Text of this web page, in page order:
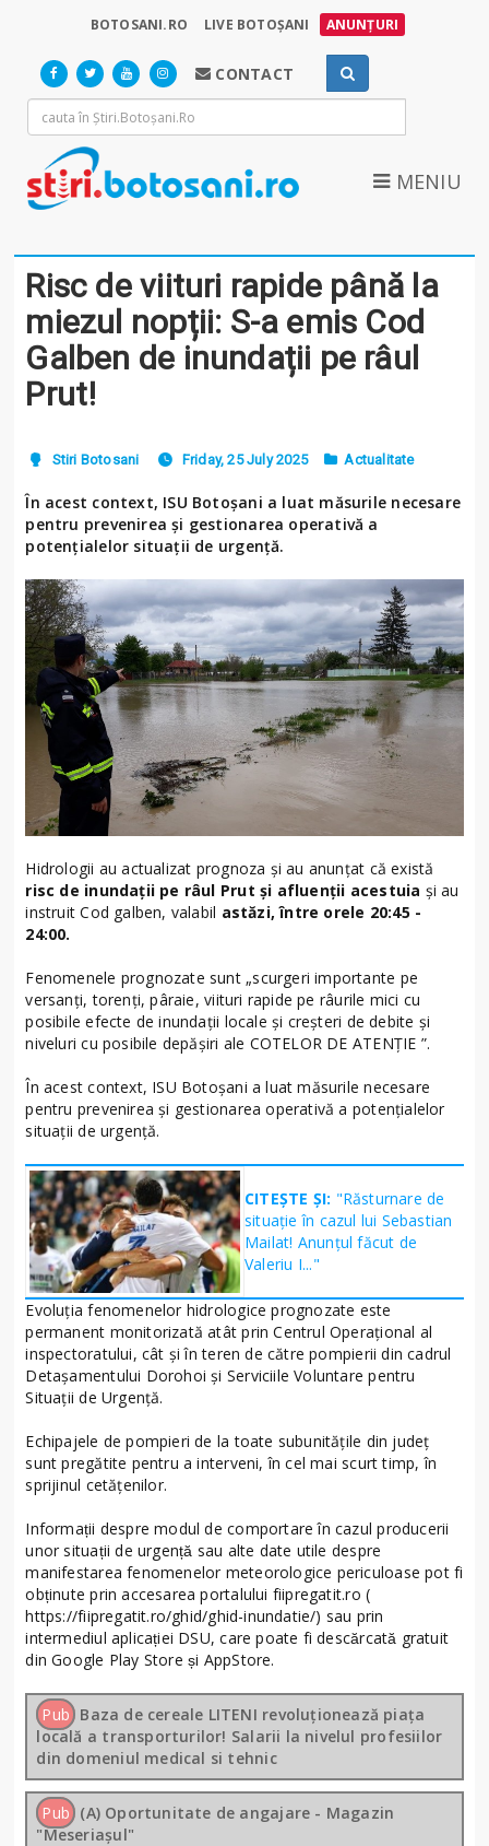
BOTOSANI.RO LIVE BOTOȘANI ANUNȚURI
CONTACT
MENIU
Risc de viituri rapide până la
miezul nopții: S-a emis Cod
Galben de inundații pe râul
Prut!
Stiri Botosani Friday, 25 July 2025 Actualitate
În acest context, ISU Botoșani a luat măsurile necesare
pentru prevenirea și gestionarea operativă a
potențialelor situații de urgență.
Hidrologii au actualizat prognoza și au anunțat că există
risc de inundații pe râul Prut și afluenții acestuia și au
instruit Cod galben, valabil astăzi, între orele 20:45 -
24:00.
Fenomenele prognozate sunt „scurgeri importante pe
versanţi, torenţi, pâraie, viituri rapide pe râurile mici cu
posibile efecte de inundaţii locale şi creşteri de debite şi
niveluri cu posibile depăşiri ale COTELOR DE ATENȚIE ”.
În acest context, ISU Botoșani a luat măsurile necesare
pentru prevenirea și gestionarea operativă a potențialelor
situații de urgență.
CITEȘTE ȘI: "Răsturnare de
situație în cazul lui Sebastian
Mailat! Anunțul făcut de
Valeriu I..."
Evoluţia fenomenelor hidrologice prognozate este
permanent monitorizată atât prin Centrul Operaţional al
inspectoratului, cât și în teren de către pompierii din cadrul
Detașamentului Dorohoi și Serviciile Voluntare pentru
Situații de Urgență.
Echipajele de pompieri de la toate subunitățile din județ
sunt pregătite pentru a interveni, în cel mai scurt timp, în
sprijinul cetățenilor.
Informații despre modul de comportare în cazul producerii
unor situații de urgență sau alte date utile despre
manifestarea fenomenelor meteorologice periculoase pot fi
obținute prin accesarea portalului fiipregatit.ro (
https://fiipregatit.ro/ghid/ghid-inundatie/) sau prin
intermediul aplicației DSU, care poate fi descărcată gratuit
din Google Play Store și AppStore.
Pub Baza de cereale LITENI revoluționează piața
locală a transporturilor! Salarii la nivelul profesiilor
din domeniul medical si tehnic
Pub (A) Oportunitate de angajare - Magazin
"Meseriașul"